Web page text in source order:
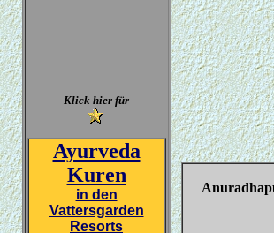
Klick hier für
Ayurveda
Kuren
in den
Vattersgarden
Resorts